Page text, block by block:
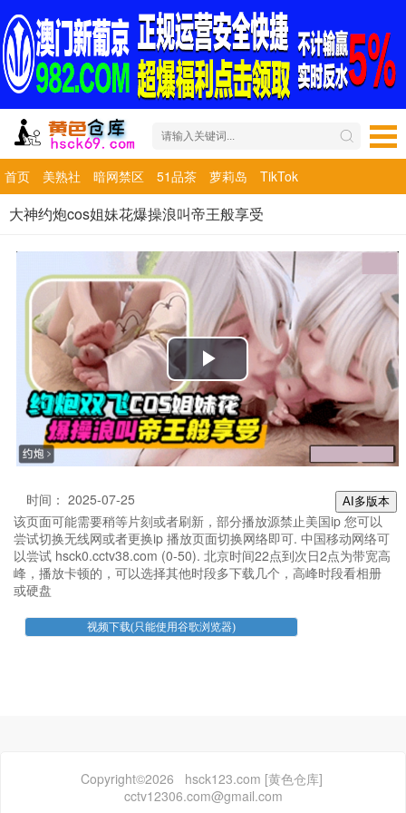
首页 美熟社 暗网禁区 51品茶 萝莉岛 TikTok
大神约炮cos姐妹花爆操浪叫帝王般享受
AI多版本
时间： 2025-07-25
该页面可能需要稍等片刻或者刷新，部分播放源禁止美国ip 您可以
尝试切换无线网或者更换ip 播放页面切换网络即可. 中国移动网络可
以尝试 hsck0.cctv38.com (0-50). 北京时间22点到次日2点为带宽高
峰，播放卡顿的，可以选择其他时段多下载几个，高峰时段看相册
或硬盘
Copyright©2026 hsck123.com [黄色仓库]
cctv12306.com@gmail.com